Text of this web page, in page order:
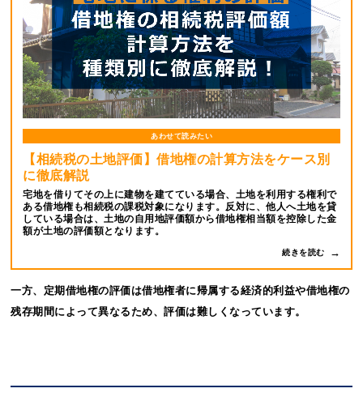
あわせて読みたい
【相続税の土地評価】借地権の計算方法をケース別
に徹底解説
宅地を借りてその上に建物を建てている場合、土地を利用する権利で
ある借地権も相続税の課税対象になります。反対に、他人へ土地を貸
している場合は、土地の自用地評価額から借地権相当額を控除した金
額が土地の評価額となります。
続きを読む
一方、定期借地権の評価は借地権者に帰属する経済的利益や借地権の
残存期間によって異なるため、評価は難しくなっています。